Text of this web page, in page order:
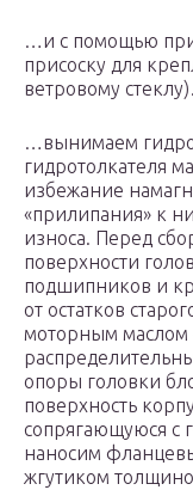
…и с помощью
присоску для
ветровому
…вынимаем
гидротолкателя
избежание
«прилипания» к
износа. Перед
поверхности
подшипников и
от остатков
моторным
опоры головки
поверхность
сопрягающуюся с
наносим
жгутиком